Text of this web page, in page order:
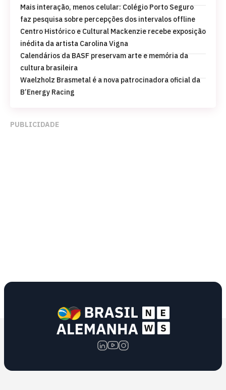
Mais interação, menos celular: Colégio Porto Seguro
faz pesquisa sobre percepções dos intervalos offline
Centro Histórico e Cultural Mackenzie recebe exposição
inédita da artista Carolina Vigna
Calendários da BASF preservam arte e memória da
cultura brasileira
Waelzholz Brasmetal é a nova patrocinadora oficial da
B’Energy Racing
PUBLICIDADE